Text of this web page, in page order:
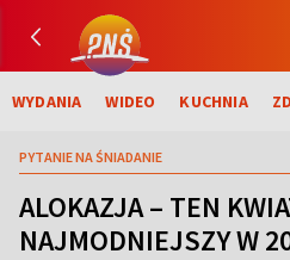
WYDANIA WIDEO KUCHNIA
PYTANIE NA ŚNIADANIE
ALOKAZJA – TEN
NAJMODNIEJSZY W